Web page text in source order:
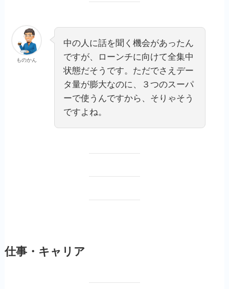
ものかん
中の人に話を聞く機会があったん
ですが、ローンチに向けて全集中
状態だそうです。ただでさえデー
タ量が膨大なのに、３つのスーパ
ーで使うんですから、そりゃそう
ですよね。
仕事・キャリア